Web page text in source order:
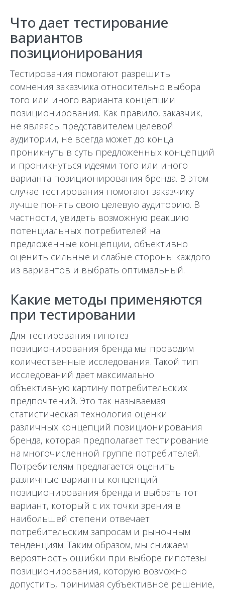
Что дает тестирование
вариантов
позиционирования
Тестирования помогают разрешить
сомнения заказчика относительно выбора
того или иного варианта концепции
позиционирования. Как правило, заказчик,
не являясь представителем целевой
аудитории, не всегда может до конца
проникнуть в суть предложенных концепций
и проникнуться идеями того или иного
варианта позиционирования бренда. В этом
случае тестирования помогают заказчику
лучше понять свою целевую аудиторию. В
частности, увидеть возможную реакцию
потенциальных потребителей на
предложенные концепции, объективно
оценить сильные и слабые стороны каждого
из вариантов и выбрать оптимальный.
Какие методы применяются
при тестировании
Для тестирования гипотез
позиционирования бренда мы проводим
количественные исследования. Такой тип
исследований дает максимально
объективную картину потребительских
предпочтений. Это так называемая
статистическая технология оценки
различных концепций позиционирования
бренда, которая предполагает тестирование
на многочисленной группе потребителей.
Потребителям предлагается оценить
различные варианты концепций
позиционирования бренда и выбрать тот
вариант, который с их точки зрения в
наибольшей степени отвечает
потребительским запросам и рыночным
тенденциям. Таким образом, мы снижаем
вероятность ошибки при выборе гипотезы
позиционирования, которую возможно
допустить, принимая субъективное решение,